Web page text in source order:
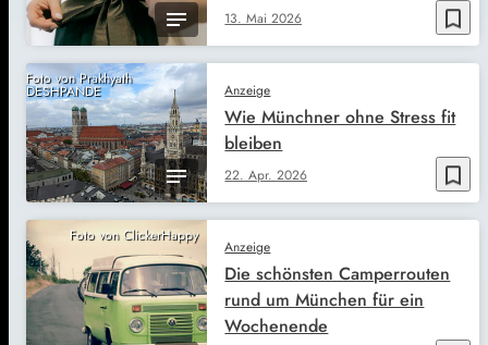
bookmark_border
13. Mai 2026
Foto von Prakhyath
DESHPANDE
bookmark_border
Anzeige
22. Apr. 2026
Wie Münchner ohne Stress fit
bleiben
Foto von ClickerHappy
Anzeige
Die schönsten Camperrouten
rund um München für ein
Wochenende